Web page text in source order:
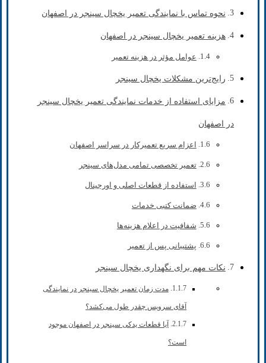
نحوه تماس با نمایندگی تعمیر یخچال سینجر در اصفهان
هزینه تعمیر یخچال سینجر در اصفهان
عوامل مؤثر در هزینه تعمیر
رایج‌ترین مشکلات یخچال‌ سینجر
مزایای استفاده از خدمات نمایندگی تعمیر یخچال سینجر
در اصفهان
اعزام سریع تعمیرکار در سراسر اصفهان
تعمیر تخصصی تمامی مدل‌های سینجر
استفاده از قطعات اصلی و اورجینال
ضمانت کتبی خدمات
شفافیت در اعلام هزینه‌ها
پشتیبانی پس از تعمیر
نکات مهم برای نگهداری یخچال سینجر
مدت زمان تعمیر یخچال سینجر در نمایندگی
آقای سرویس چقدر طول می‌کشد؟
آیا قطعات یدکی سینجر در اصفهان موجود
است؟